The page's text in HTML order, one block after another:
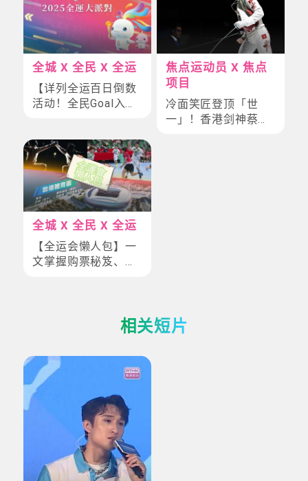
全城 X 全民 X 全运
【详列全运百日倒数
活动！全民Goal入运
焦点运动员 X 焦点
项目
冷面笑匠登顶「世
一」！香港剑神蔡俊
全城 X 全民 X 全运
【全运会懒人包】一
文掌握购票秘笈、跨
相关短片